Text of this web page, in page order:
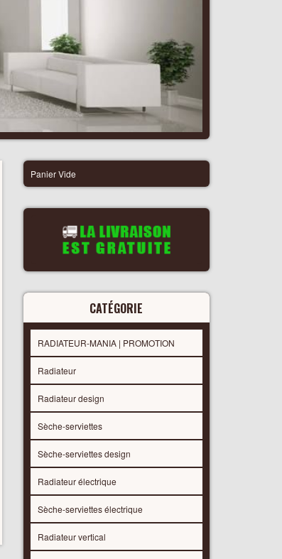
Panier Vide
CATÉGORIE
RADIATEUR-MANIA | PROMOTION
Radiateur
Radiateur design
Sèche-serviettes
Sèche-serviettes design
Radiateur électrique
Sèche-serviettes électrique
Radiateur vertical